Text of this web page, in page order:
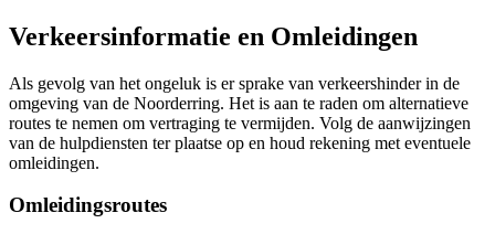
Verkeersinformatie en Omleidingen
Als gevolg van het ongeluk is er sprake van verkeershinder in de
omgeving van de Noorderring. Het is aan te raden om alternatieve
routes te nemen om vertraging te vermijden. Volg de aanwijzingen
van de hulpdiensten ter plaatse op en houd rekening met eventuele
omleidingen.
Omleidingsroutes